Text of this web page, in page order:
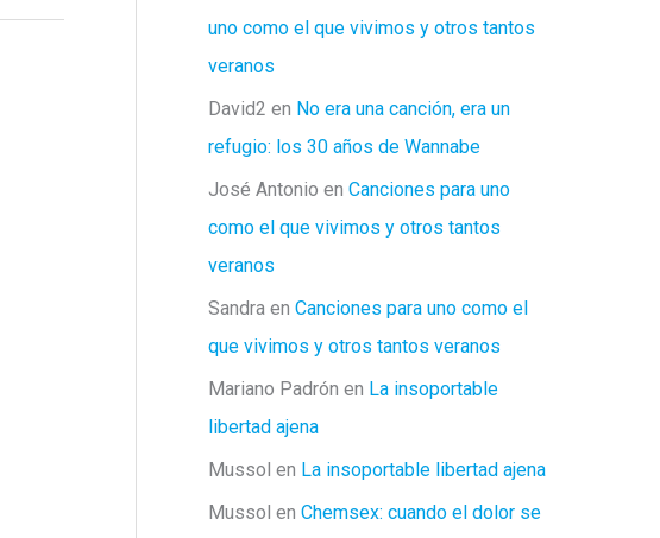
uno como el que vivimos y otros tantos
veranos
David2 en No era una canción, era un
refugio: los 30 años de Wannabe
José Antonio en Canciones para uno
como el que vivimos y otros tantos
veranos
Sandra en Canciones para uno como el
que vivimos y otros tantos veranos
Mariano Padrón en La insoportable
libertad ajena
Mussol en La insoportable libertad ajena
Mussol en Chemsex: cuando el dolor se